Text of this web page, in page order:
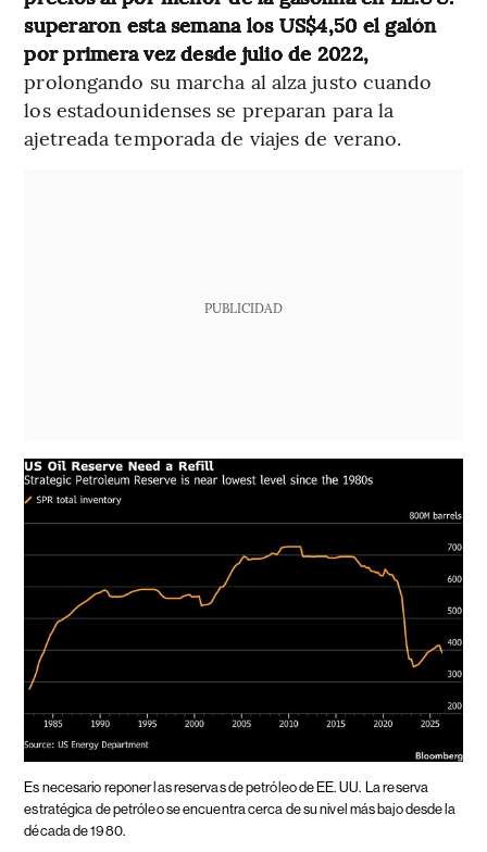
superaron esta semana los US$4,50 el galón
por primera vez desde julio de 2022,
prolongando su marcha al alza justo cuando
los estadounidenses se preparan para la
ajetreada temporada de viajes de verano.
PUBLICIDAD
Es necesario reponer las reservas de petróleo de EE. UU.
La reserva
estratégica de petróleo se encuentra cerca de su nivel más bajo desde la
década de 1980.